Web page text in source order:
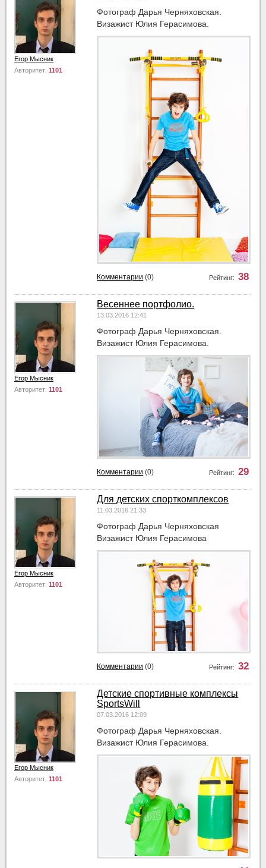
Егор Мысник
Авторитет: 1101
Фотограф Дарья Черняховская.
Визажист Юлия Герасимова.
Комментарии (0) Рейтинг: 38
Егор Мысник
Авторитет: 1101
Весеннее портфолио.
13.03.2016 12:41
Фотограф Дарья Черняховская.
Визажист Юлия Герасимова.
Комментарии (0) Рейтинг: 29
Егор Мысник
Авторитет: 1101
Для детских спорткомплексов
11.03.2016 21:33
Фотограф Дарья Черняховская
Визажист Юлия Герасимова
Комментарии (0) Рейтинг: 32
Егор Мысник
Авторитет: 1101
Детские спортивные комплексы
SportsWill
07.03.2016 12:09
Фотограф Дарья Черняховская.
Визажист Юлия Герасимова.